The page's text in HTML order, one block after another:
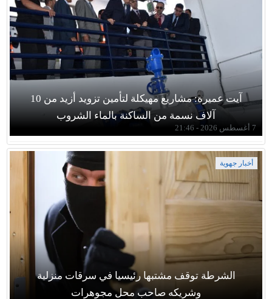
آيت عميرة: مشاريع مهيكلة لتأمين تزويد أزيد من 10
آلاف نسمة من الساكنة بالماء الشروب
7 أغسطس 2026 - 21:46
أخبار جهوية
الشرطة توقف مشتبها رئيسيا في سرقات منزلية
وشريكه صاحب محل مجوهرات